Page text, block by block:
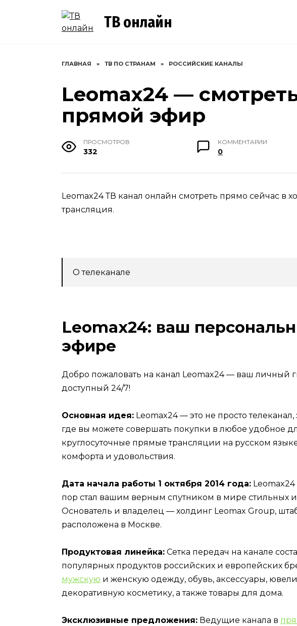
ТВ онлайн
ГЛАВНАЯ » ТВ ПО СТРАНАМ » РОССИЙСКИЕ КАНАЛЫ
Leomax24 —
прямой эфир
ПРОСМОТРОВ
332
КОММЕНТАРИИ
0
Leomax24 ТВ канал онлайн смотреть прямо сейчас в
трансляция.
О телеканале
Leomax24: ваш
эфире
Добро пожаловать на канал Leomax24 — ваш личный
доступный 24/7!
Основная идея: Leomax24 — это не просто телеканал,
где вы можете совершать покупки в любое удобное
круглосуточные прямые трансляции на русском
комфорта и удовольствия.
Дата начала работы 1 октября 2014 года: Leomax24
пор стал вашим верным спутником в мире стильных
Основатель и владелец — холдинг Leomax Group,
расположена в Москве.
Продуктовая линейка: Сетка передач на канале
популярных продуктов российских и европейских
мужскую и женскую одежду, обувь, аксессуары,
декоративную косметику, а также товары для дома.
Эксклюзивные предложения: Ведущие канала в